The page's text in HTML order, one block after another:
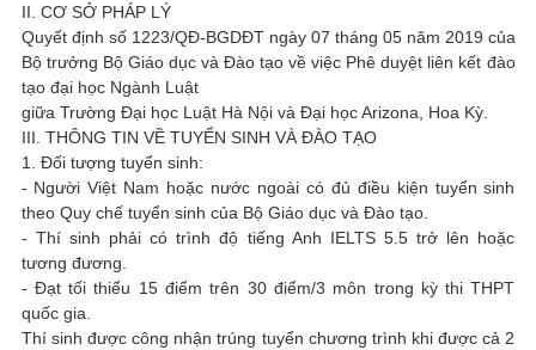
II. CƠ SỞ PHÁP LÝ
Quyết định số 1223/QĐ-BGDĐT ngày 07 tháng 05 năm 2019 của
Bộ trưởng Bộ Giáo dục và Đào tạo về việc Phê duyệt liên kết đào
tạo đại học Ngành Luật
giữa Trường Đại học Luật Hà Nội và Đại học Arizona, Hoa Kỳ.
III. THÔNG TIN VỀ TUYỂN SINH VÀ ĐÀO TẠO
1. Đối tượng tuyển sinh:
- Người Việt Nam hoặc nước ngoài có đủ điều kiện tuyển sinh
theo Quy chế tuyển sinh của Bộ Giáo dục và Đào tạo.
- Thí sinh phải có trình độ tiếng Anh IELTS 5.5 trở lên hoặc
tương đương.
- Đạt tối thiểu 15 điểm trên 30 điểm/3 môn trong kỳ thi THPT
quốc gia.
Thí sinh được công nhận trúng tuyển chương trình khi được cả 2